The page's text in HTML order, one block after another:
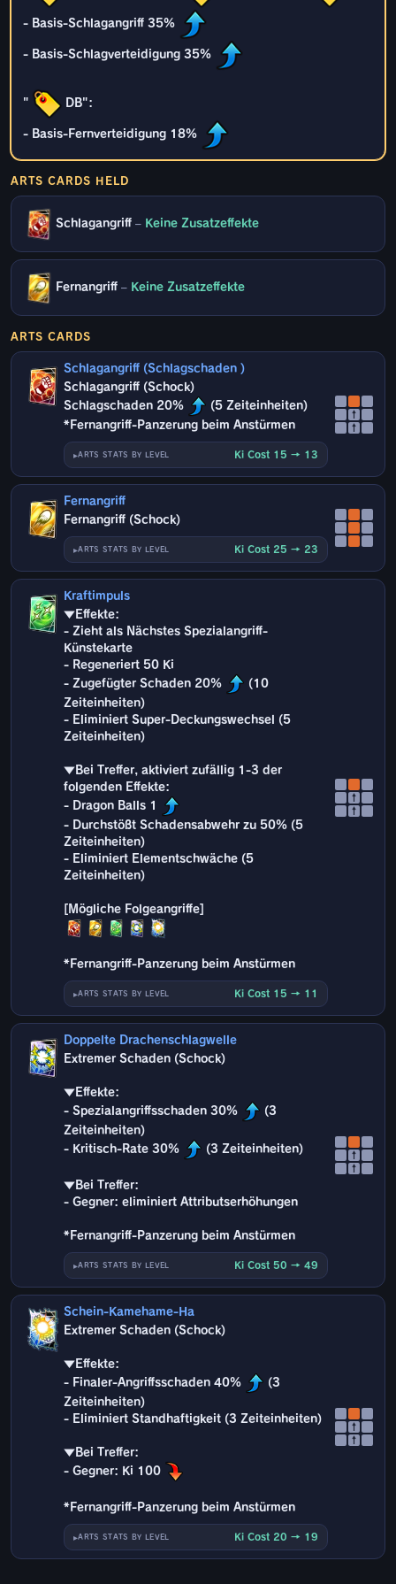
- Basis-Schlagangriff 35%
- Basis-Schlagverteidigung 35%
" DB":
- Basis-Fernverteidigung 18%
ARTS CARDS HELD
Schlagangriff – Keine Zusatzeffekte
Fernangriff – Keine Zusatzeffekte
ARTS CARDS
Schlagangriff (Schlagschaden )
Schlagangriff (Schock)
Schlagschaden 20%
(5 Zeiteinheiten)
*Fernangriff-Panzerung beim Anstürmen
ARTS STATS BY LEVEL Ki Cost 15 → 13
↑
↑
Fernangriff
Fernangriff (Schock)
ARTS STATS BY LEVEL Ki Cost 25 → 23
Kraftimpuls
▼Effekte:
- Zieht als Nächstes Spezialangriff-
Künstekarte
- Regeneriert 50 Ki
- Zugefügter Schaden 20%
(10
Zeiteinheiten)
- Eliminiert Super-Deckungswechsel (5
Zeiteinheiten)
▼Bei Treffer, aktiviert zufällig 1-3 der
folgenden Effekte:
- Dragon Balls 1
- Durchstößt Schadensabwehr zu 50% (5
Zeiteinheiten)
- Eliminiert Elementschwäche (5
Zeiteinheiten)
*Fernangriff-Panzerung beim Anstürmen
ARTS STATS BY LEVEL Ki Cost 15 → 11
↑
↑
Doppelte Drachenschlagwelle
Extremer Schaden (Schock)
▼Effekte:
- Spezialangriffsschaden 30%
(3
Zeiteinheiten)
- Kritisch-Rate 30%
(3 Zeiteinheiten)
▼Bei Treffer:
- Gegner: eliminiert Attributserhöhungen
*Fernangriff-Panzerung beim Anstürmen
ARTS STATS BY LEVEL Ki Cost 50 → 49
↑
↑
Schein-Kamehame-Ha
Extremer Schaden (Schock)
▼Effekte:
- Finaler-Angriffsschaden 40%
(3
Zeiteinheiten)
- Eliminiert Standhaftigkeit (3 Zeiteinheiten)
▼Bei Treffer:
- Gegner: Ki 100
*Fernangriff-Panzerung beim Anstürmen
ARTS STATS BY LEVEL Ki Cost 20 → 19
↑
↑